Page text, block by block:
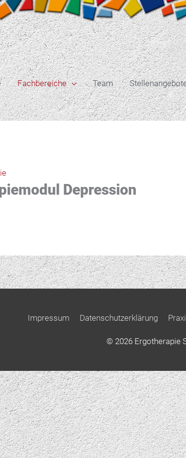
Fachbereiche Team
Depression
Impressum Datenschutzerklärung
© 2026 Ergotherapie